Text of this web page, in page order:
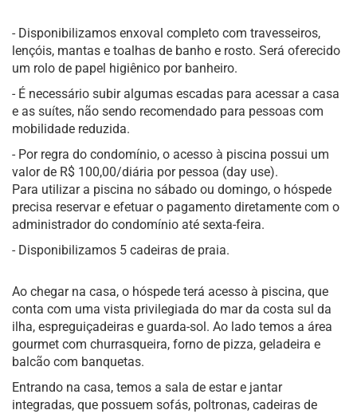
- Disponibilizamos enxoval completo com travesseiros,
lençóis, mantas e toalhas de banho e rosto. Será oferecido
um rolo de papel higiênico por banheiro.
- É necessário subir algumas escadas para acessar a casa
e as suítes, não sendo recomendado para pessoas com
mobilidade reduzida.
- Por regra do condomínio, o acesso à piscina possui um
valor de R$ 100,00/diária por pessoa (day use).
Para utilizar a piscina no sábado ou domingo, o hóspede
precisa reservar e efetuar o pagamento diretamente com o
administrador do condomínio até sexta-feira.
- Disponibilizamos 5 cadeiras de praia.
Ao chegar na casa, o hóspede terá acesso à piscina, que
conta com uma vista privilegiada do mar da costa sul da
ilha, espreguiçadeiras e guarda-sol. Ao lado temos a área
gourmet com churrasqueira, forno de pizza, geladeira e
balcão com banquetas.
Entrando na casa, temos a sala de estar e jantar
integradas, que possuem sofás, poltronas, cadeiras de